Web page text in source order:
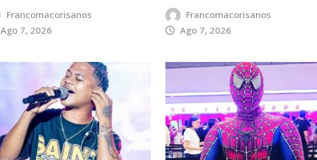
Francomacorisanos
Ago 7, 2026
Francomacorisanos
Ago 7, 2026